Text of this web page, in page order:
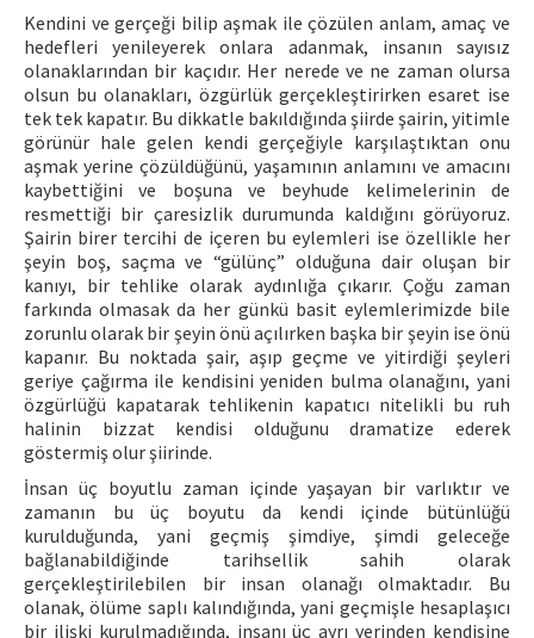
Kendini ve gerçeği bilip aşmak ile çözülen anlam, amaç ve
hedefleri yenileyerek onlara adanmak, insanın sayısız
olanaklarından bir kaçıdır. Her nerede ve ne zaman olursa
olsun bu olanakları, özgürlük gerçekleştirirken esaret ise
tek tek kapatır. Bu dikkatle bakıldığında şiirde şairin, yitimle
görünür hale gelen kendi gerçeğiyle karşılaştıktan onu
aşmak yerine çözüldüğünü, yaşamının anlamını ve amacını
kaybettiğini ve boşuna ve beyhude kelimelerinin de
resmettiği bir çaresizlik durumunda kaldığını görüyoruz.
Şairin birer tercihi de içeren bu eylemleri ise özellikle her
şeyin boş, saçma ve “gülünç” olduğuna dair oluşan bir
kanıyı, bir tehlike olarak aydınlığa çıkarır. Çoğu zaman
farkında olmasak da her günkü basit eylemlerimizde bile
zorunlu olarak bir şeyin önü açılırken başka bir şeyin ise önü
kapanır. Bu noktada şair, aşıp geçme ve yitirdiği şeyleri
geriye çağırma ile kendisini yeniden bulma olanağını, yani
özgürlüğü kapatarak tehlikenin kapatıcı nitelikli bu ruh
halinin bizzat kendisi olduğunu dramatize ederek
göstermiş olur şiirinde.
İnsan üç boyutlu zaman içinde yaşayan bir varlıktır ve
zamanın bu üç boyutu da kendi içinde bütünlüğü
kurulduğunda, yani geçmiş şimdiye, şimdi geleceğe
bağlanabildiğinde tarihsellik sahih olarak
gerçekleştirilebilen bir insan olanağı olmaktadır. Bu
olanak, ölüme saplı kalındığında, yani geçmişle hesaplaşıcı
bir ilişki kurulmadığında, insanı üç ayrı yerinden kendisine